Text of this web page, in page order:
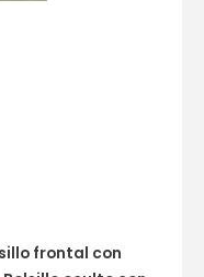
frontal con